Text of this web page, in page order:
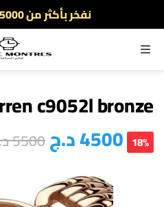
أطلب الآن والدفع
القائمة
c9052l bronze
4500د.ج5500 18%